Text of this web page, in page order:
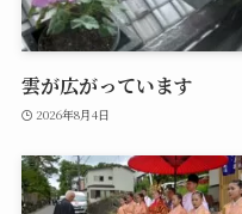
雲が広がっています
2026年8月4日